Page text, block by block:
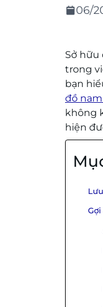
06/
Sở
trong
bạn
đồ nam
không
hiện